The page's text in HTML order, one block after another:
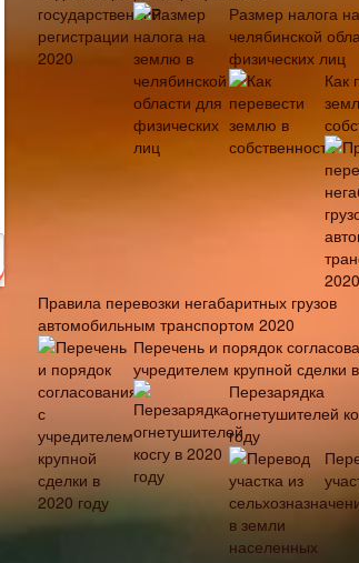
Размер налога
челябинской
физических лиц
Как
Правила перевозки негабаритных грузов
автомобильным транспортом 2020
Перечень и порядок
учредителем крупной сделки
Перезарядка
огнетушителей
году